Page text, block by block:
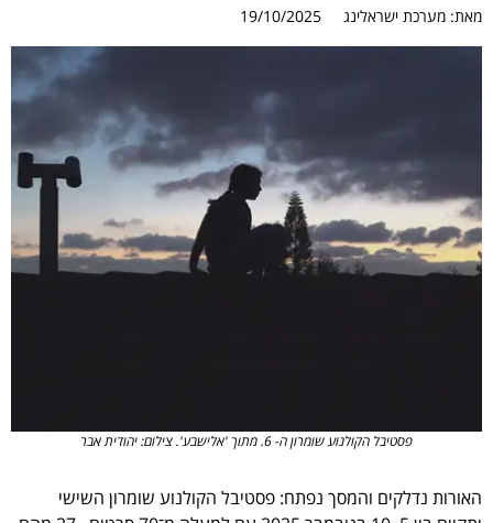
מאת: מערכת ישראלינג 19/10/2025
פסטיבל הקולנוע שומרון ה- 6. מתוך 'אלישבע'. צילום: יהודית אבר
האורות נדלקים והמסך נפתח: פסטיבל הקולנוע שומרון השישי